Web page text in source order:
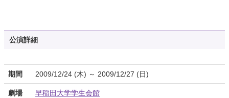
公演詳細
期間 2009/12/24 (木) ～ 2009/12/27 (日)
劇場 早稲田大学学生会館